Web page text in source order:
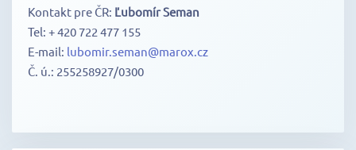
Kontakt pre ČR: Ľubomír Seman
Tel: + 420 722 477 155
E-mail: lubomir.seman@marox.cz
Č. ú.: 255258927/0300